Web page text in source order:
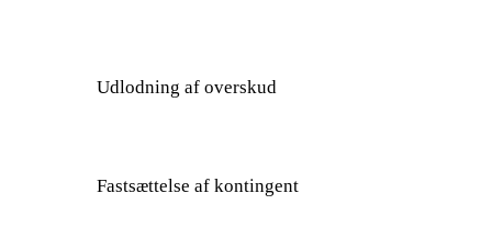
Udlodning af overskud
Fastsættelse af kontingent